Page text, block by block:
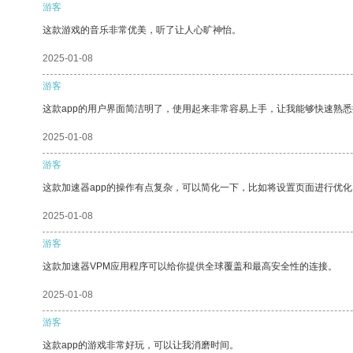
游客
这款游戏的音乐非常优美，听了让人心旷神怡。
2025-01-08
游客
这款app的用户界面简洁明了，使用起来非常容易上手，让我能够快速熟悉
2025-01-08
游客
这款加速器app的操作有点复杂，可以简化一下，比如将设置页面进行优化
2025-01-08
游客
这款加速器VPM应用程序可以给你提供全球覆盖和最高安全性的连接。
2025-01-08
游客
这款app的游戏非常好玩，可以让我消磨时间。